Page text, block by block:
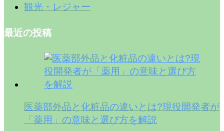
観光・レジャー
最近の投稿
医薬部外品と化粧品の違いとは?現役開発者が
「薬用」の意味と選び方を解説